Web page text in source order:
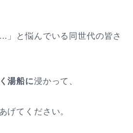
と悩んでいる同世代の皆さ
湯船に浸かって、
げてください。